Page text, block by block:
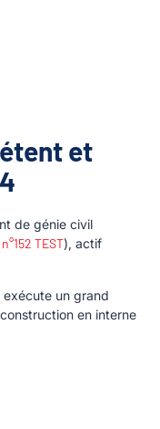
et
de génie civil
TEST), actif
exécute un grand
en interne